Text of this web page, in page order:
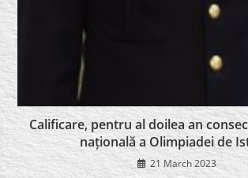
Calificare, pentru al doilea an
națională a Olimpiadei de
21 March 2023